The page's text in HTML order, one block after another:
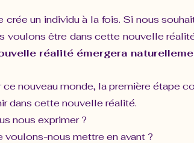
crée un individu à la fois. Si nous
voulons être dans cette nouvelle
réalité émergera
nouveau monde, la première étape
dans cette nouvelle réalité.
nous exprimer ?
nous mettre en avant ?